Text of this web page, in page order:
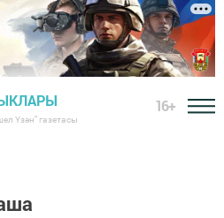
Үзән" газетасы
16+